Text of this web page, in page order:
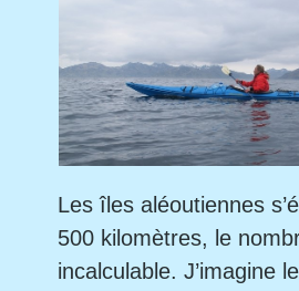
Les îles aléoutiennes
500 kilomètres, le
incalculable. J’imagine